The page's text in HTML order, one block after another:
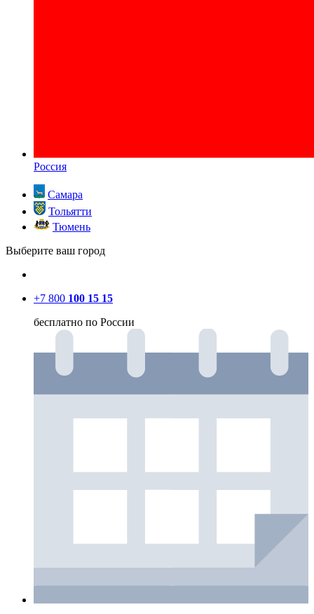
Россия
Самара
Тольятти
Тюмень
Выберите ваш город
+7 800 100 15 15
бесплатно по России